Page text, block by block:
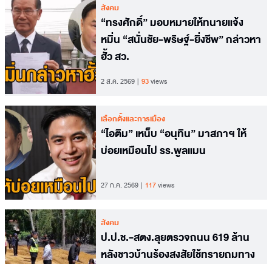
สังคม
“ทรงศักดิ์” มอบหมายให้ทนายแจ้ง
หมิ่น “สนั่นชัย-พริษฐ์-ยิ่งชีพ” กล่าวหา
ฮั้ว สว.
2 ส.ค. 2569 93views
เลือกตั้งและการเมือง
“ไอติม” เหน็บ “อนุทิน” มาสภาฯ ให้
บ่อยเหมือนไป รร.พูลแมน
27 ก.ค. 2569 117views
สังคม
ป.ป.ช.-สตง.ลุยตรวจถนน 619 ล้าน
หลังชาวบ้านร้องสงสัยใช้ทรายถมทาง